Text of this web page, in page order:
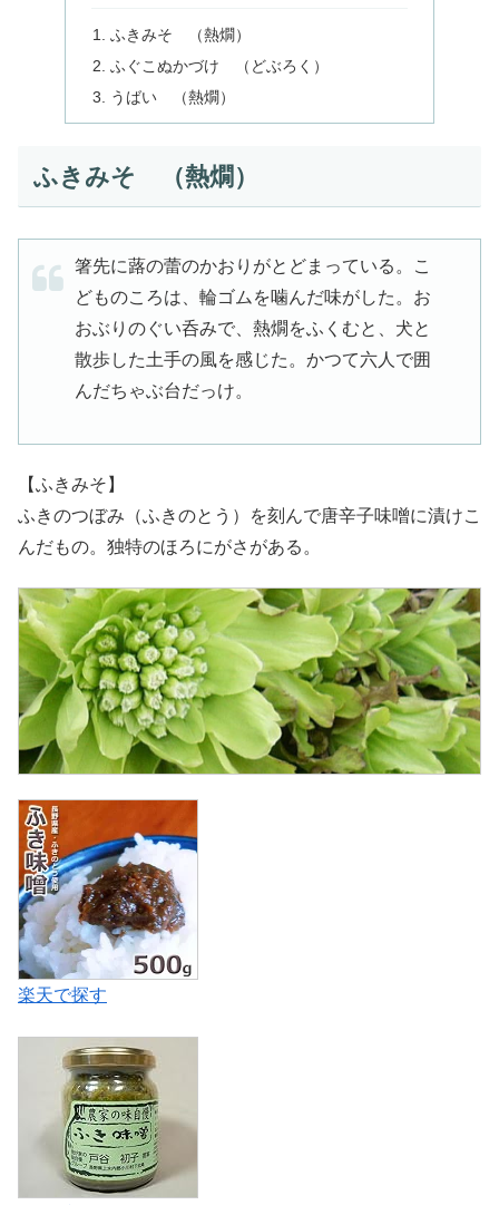
ふきみそ （熱燗）
ふぐこぬかづけ （どぶろく）
うばい （熱燗）
ふきみそ （熱燗）
箸先に蕗の蕾のかおりがとどまっている。こ
どものころは、輪ゴムを噛んだ味がした。お
おぶりのぐい呑みで、熱燗をふくむと、犬と
散歩した土手の風を感じた。かつて六人で囲
んだちゃぶ台だっけ。
【ふきみそ】
ふきのつぼみ（ふきのとう）を刻んで唐辛子味噌に漬けこ
んだもの。独特のほろにがさがある。
楽天で探す